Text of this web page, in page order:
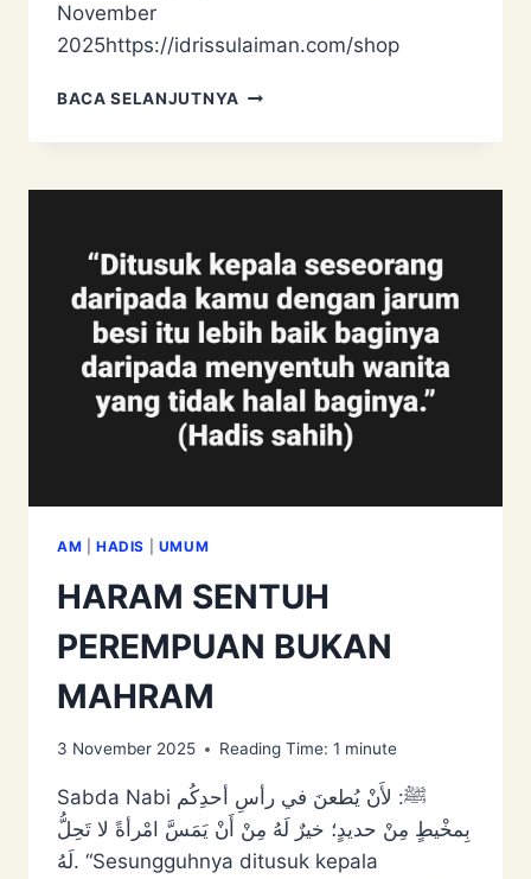
November
2025https://idrissulaiman.com/shop
BACA SELANJUTNYA HARAMNYA
MENAKUT-
MUSLIM
AM HADIS UMUM
HARAM SENTUH
PEREMPUAN BUKAN
MAHRAM
3 November 2025 Reading Time: 1 minute
Sabda Nabi ﷺ: لأَنْ ‌يُطعنَ ‌في ‌رأسِ ‌أحدِكُم
‌بِمخْيطٍ ‌مِنْ ‌حديدٍ؛ خيرٌ لَهُ مِنْ أَنْ يَمَسَّ امْرأةً لا تَحِلُّ
لَهُ. “Sesungguhnya ditusuk kepala